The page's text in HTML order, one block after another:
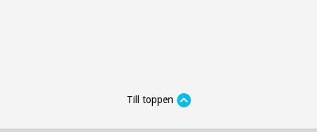
Till toppen